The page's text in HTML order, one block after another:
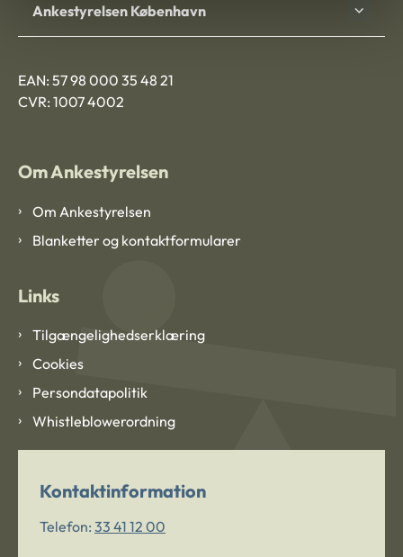
Ankestyrelsen København
EAN: 57 98 000 35 48 21
CVR: 1007 4002
Om Ankestyrelsen
Om Ankestyrelsen
Blanketter og kontaktformularer
Links
Tilgængelighedserklæring
Cookies
Persondatapolitik
Whistleblowerordning
Kontaktinformation
Telefon: 33 41 12 00